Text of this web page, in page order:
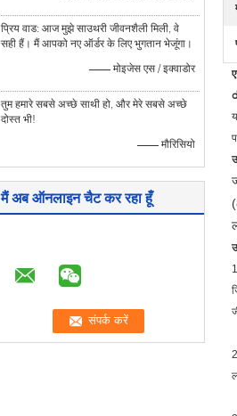
प्रिय वाड: आज मुझे साउथरी जीवनशैली मिली, वे
सही हैं। मैं आपको नए ऑर्डर के लिए भुगतान भेजूंगा।
—— मोइजेस एस / इक्वाडोर
तुम हमारे सबसे अच्छे साथी हो, और मेरे सबसे अच्छे
दोस्त भी!
—— मौरिसियो
मैं अब ऑनलाइन चैट कर रहा हूँ